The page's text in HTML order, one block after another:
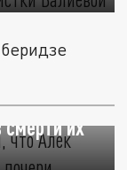
что
их